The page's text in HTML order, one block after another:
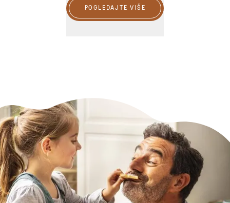
POGLEDAJTE VIŠE